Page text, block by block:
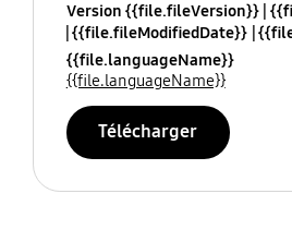
Version {{file.fileVersion}}
{{file.fileModifiedDate}}
{{file.languageName}}
{{file.languageName}}
Télécharger